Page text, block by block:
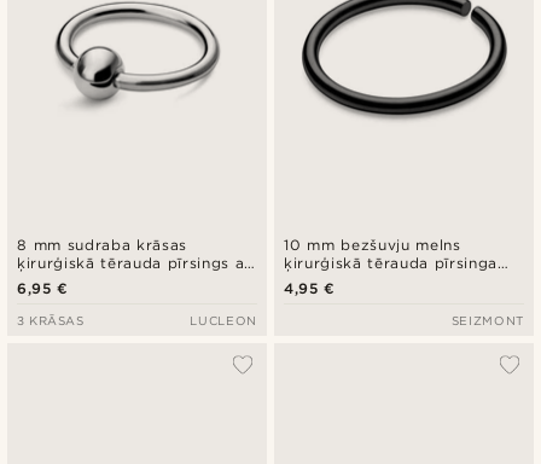
8 mm sudraba krāsas
ķirurģiskā tērauda pīrsings ar
bumbiņu
6,95 €
3 KRĀSAS LUCLEON
10 mm bezšuvju melns
ķirurģiskā tērauda pīrsinga
gredzens
4,95 €
SEIZMONT